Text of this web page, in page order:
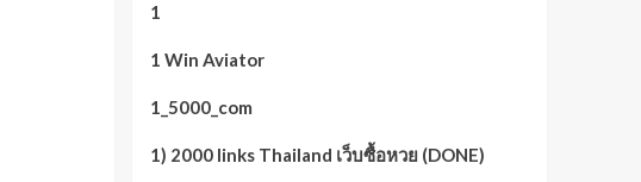
1
1 Win Aviator
1_5000_com
1) 2000 links Thailand เว็บซื้อหวย (DONE)